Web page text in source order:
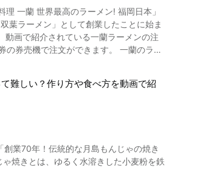
食事と粋な江戸の風
屋うかい」。 東京での旅行を考えている
公園駅A4出口から徒歩7分 JR浜松町駅
やアウトドアなど
一蘭 世界最高のラーメン! 福岡日本」
システムや替え玉システムを用意した
そして近年ではなん
外ではアメリカニューヨーク、香港、台
難しい？作り方や食べ方を動画で紹
業70年！伝統的な月島もんじゃの焼き